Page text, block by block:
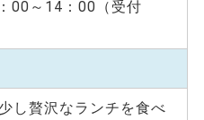
00～14：00（受付
し贅沢なランチを食べ